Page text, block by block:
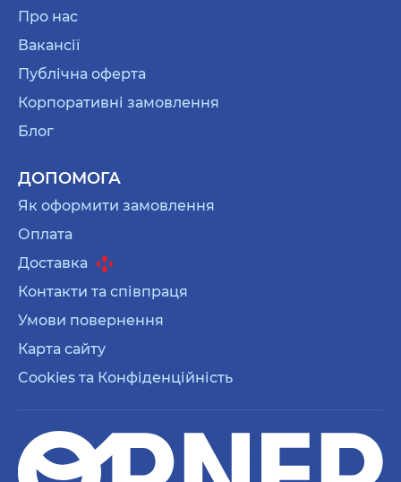
Про нас
Вакансії
Публічна оферта
Корпоративні замовлення
Блог
ДОПОМОГА
Як оформити замовлення
Оплата
Доставка
Контакти та співпраця
Умови повернення
Карта сайту
Cookies та Конфіденційність